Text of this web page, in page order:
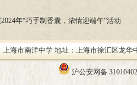
年“巧手制香囊，浓情迎端午”活动
海市南洋中学 地址：上海市徐汇区龙华
沪公安网备